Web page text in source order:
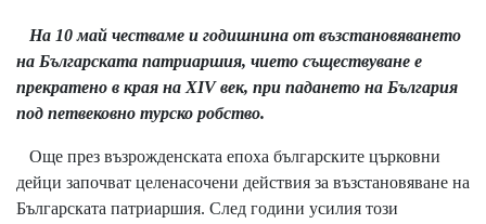
На 10 май честваме и годишнина от възстановяването
на Българската патриаршия, чието съществуване е
прекратено в края на ХІV век, при падането на България
под петвековно турско робство.
Още през възрожденската епоха българските църковни
дейци започват целенасочени действия за възстановяване на
Българската патриаршия. След години усилия този